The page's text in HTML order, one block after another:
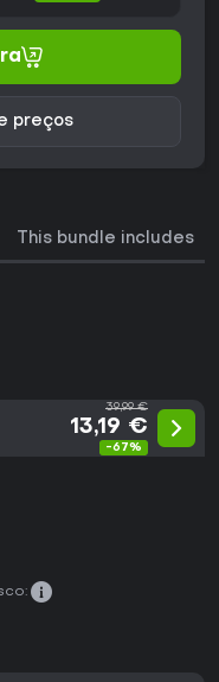
preços
This bundle includes
39,99 €
13,19 €
-67%